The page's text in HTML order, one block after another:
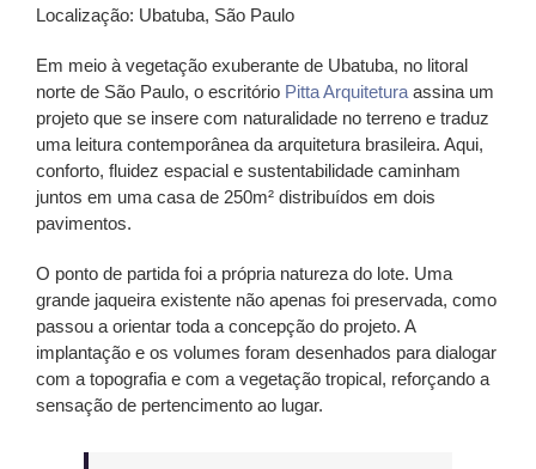
Localização: Ubatuba, São Paulo
Em meio à vegetação exuberante de Ubatuba, no litoral
norte de São Paulo, o escritório Pitta Arquitetura assina um
projeto que se insere com naturalidade no terreno e traduz
uma leitura contemporânea da arquitetura brasileira. Aqui,
conforto, fluidez espacial e sustentabilidade caminham
juntos em uma casa de 250m² distribuídos em dois
pavimentos.
O ponto de partida foi a própria natureza do lote. Uma
grande jaqueira existente não apenas foi preservada, como
passou a orientar toda a concepção do projeto. A
implantação e os volumes foram desenhados para dialogar
com a topografia e com a vegetação tropical, reforçando a
sensação de pertencimento ao lugar.